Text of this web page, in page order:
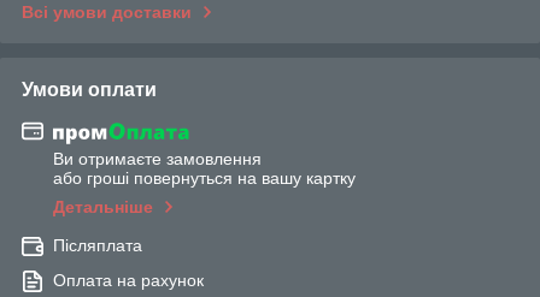
Всі умови доставки
Умови оплати
Ви отримаєте замовлення
або гроші повернуться на вашу картку
Детальніше
Післяплата
Оплата на рахунок